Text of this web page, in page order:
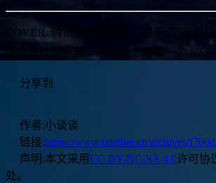
COVER: 腾讯混元大模型，提示词“写实
正在操作服务器，服务器上插着一个 USB
分享到
作者:小谈谈
链接:https://www.txisfine.cn/archives/
声明:本文采用CC BY-NC-SA 4.0许可协
处。